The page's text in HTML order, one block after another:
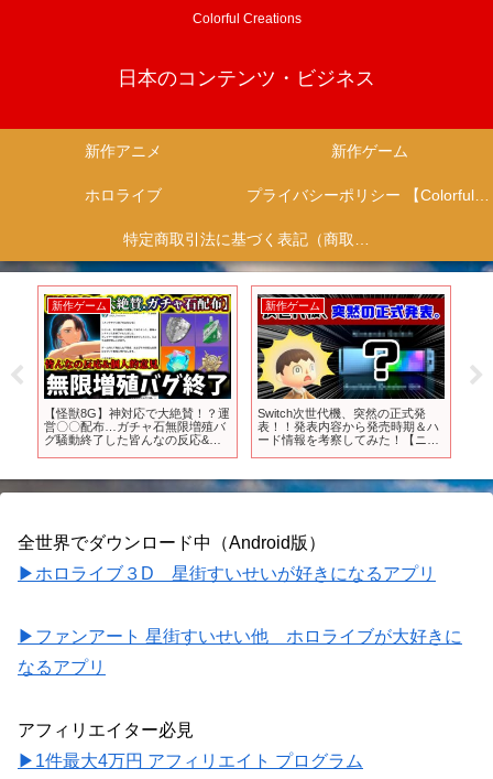
Colorful Creations
日本のコンテンツ・ビジネス
新作アニメ 新作ゲーム
ホロライブ プライバシーポリシー 【Colorful Creation】
特定商取引法に基づく表記（商取引に関する開示）
世代機、突然の正式発
表内容から発売時期＆ハ
を考察してみた！【ニン
新作ゲーム
期待の新作ゲームが遂に登場した
ので早速遊んでみた!!【Incursion
Red River】【ゆっくり実況】
新作ゲーム
【特報】ニンダ
作』発表か…『
ゲームソフトが
全世界でダウンロード中（Android版）
▶ホロライブ３D 星街すいせいが好きになるアプリ
▶ファンアート 星街すいせい他 ホロライブが大好きに
なるアプリ
アフィリエイター必見
▶1件最大4万円 アフィリエイト プログラム